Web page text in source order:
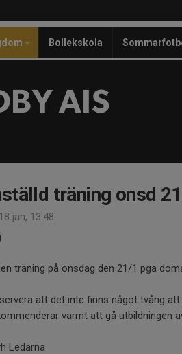
Bollekskola
AIS
träning onsd
18 jan, 13:48
träning på onsdag den 21/1 pga
att det inte finns något tvång
varmt att gå utbildningen
Ledarna